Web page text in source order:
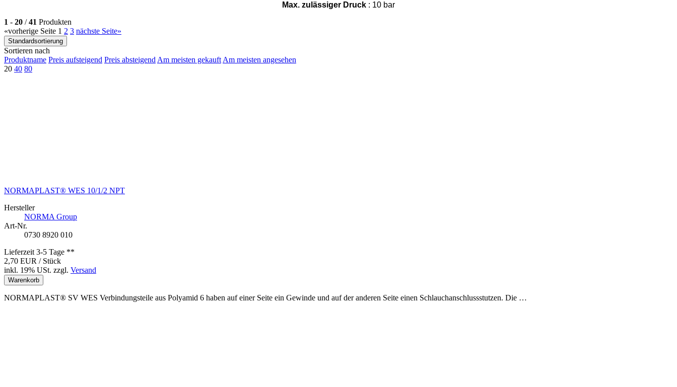
Max. zulässiger Druck : 10 bar
1 - 20 /41 Produkten
«vorherige Seite 1 2 3 nächste Seite»
Standardsortierung
Sortieren nach
Produktname Preis aufsteigend Preis absteigend Am meisten gekauft Am meisten angesehen
20 40 80
NORMAPLAST® WES 10/1/2 NPT
Hersteller
NORMA Group
Art-Nr.
0730 8920 010
Lieferzeit 3-5 Tage **
2,70 EUR / Stück
inkl. 19% USt. zzgl. Versand
Warenkorb
NORMAPLAST® SV WES Verbindungsteile aus Polyamid 6 haben auf einer Seite ein Gewinde und auf der anderen Seite einen Schlauchanschlussstutzen. Die …